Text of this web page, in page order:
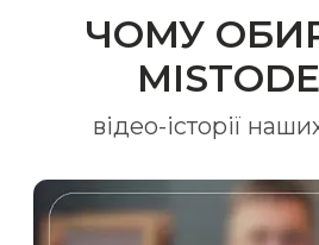
ЧОМУ
відео-історії